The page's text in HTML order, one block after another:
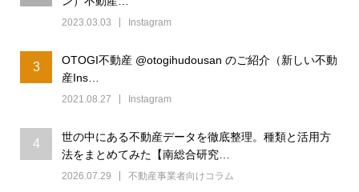
2023.03.03 Instagram
3
OTOGI不動産 @otogihudousan のご紹介（新しい不動
産Ins…
2021.08.27 Instagram
4
世の中にある不動産データを徹底整理。種類と活用方
法をまとめてみた【南総合研究…
2026.07.29 不動産事業者向けコラム